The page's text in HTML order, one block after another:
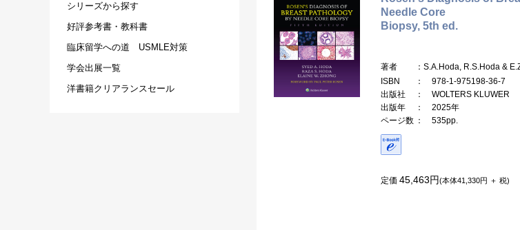
Needle Core
Biopsy, 5th ed.
著者
：S.A.Hoda, R.S.Hoda &
ISBN
： 978-1-975198-36-7
出版社
： WOLTERS KLUWER
出版年
： 2025年
ページ数 ： 535pp.
定価 45,463円(本体41,330円 ＋ 税)
シリーズから探す
好評参考書・教科書
臨床留学への道 USMLE対策
学会出展一覧
洋書籍クリアランスセール